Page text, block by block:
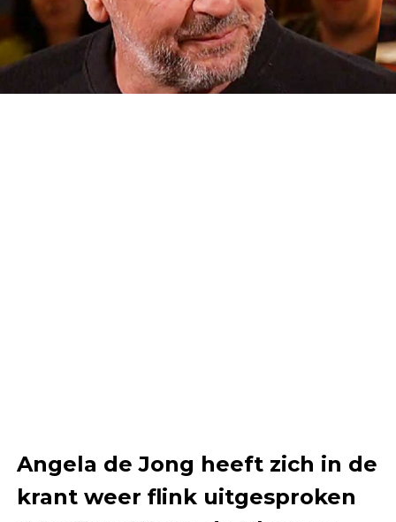
Angela de Jong heeft zich in de
krant weer flink uitgesproken